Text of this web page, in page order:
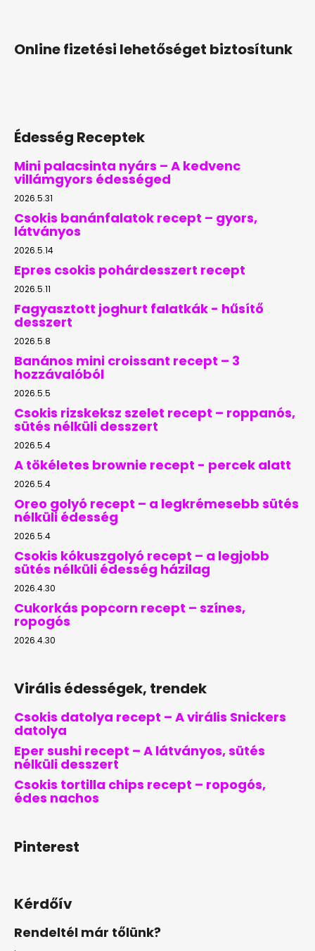
Online fizetési lehetőséget biztosítunk
Édesség Receptek
Mini palacsinta nyárs – A kedvenc
villámgyors édességed
2026.5.31
Csokis banánfalatok recept – gyors,
látványos
2026.5.14
Epres csokis pohárdesszert recept
2026.5.11
Fagyasztott joghurt falatkák - hűsítő
desszert
2026.5.8
Banános mini croissant recept – 3
hozzávalóból
2026.5.5
Csokis rizskeksz szelet recept – roppanós,
sütés nélküli desszert
2026.5.4
A tökéletes brownie recept - percek alatt
2026.5.4
Oreo golyó recept – a legkrémesebb sütés
nélküli édesség
2026.5.4
Csokis kókuszgolyó recept – a legjobb
sütés nélküli édesség házilag
2026.4.30
Cukorkás popcorn recept – színes,
ropogós
2026.4.30
Virális édességek, trendek
Csokis datolya recept – A virális Snickers
datolya
Eper sushi recept – A látványos, sütés
nélküli desszert
Csokis tortilla chips recept – ropogós,
édes nachos
Pinterest
Kérdőív
Rendeltél már tőlünk?